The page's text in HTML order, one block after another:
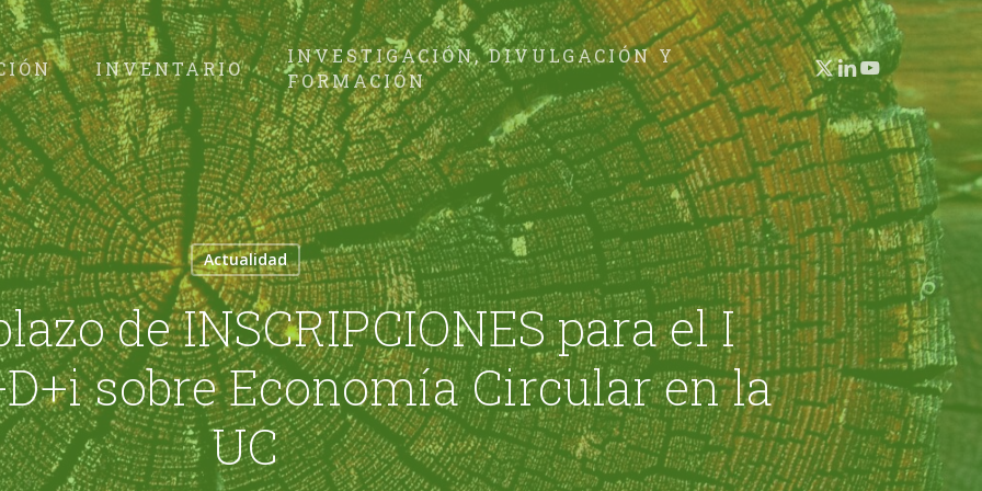
INVENTARIO
INVESTIGACIÓN, DIVULGACIÓN Y
FORMACIÓN
X-
TWITTER
LINKEDIN
YOUTUBE
Actualidad
de INSCRIPCIONES para el I
sobre Economía Circular en la
UC